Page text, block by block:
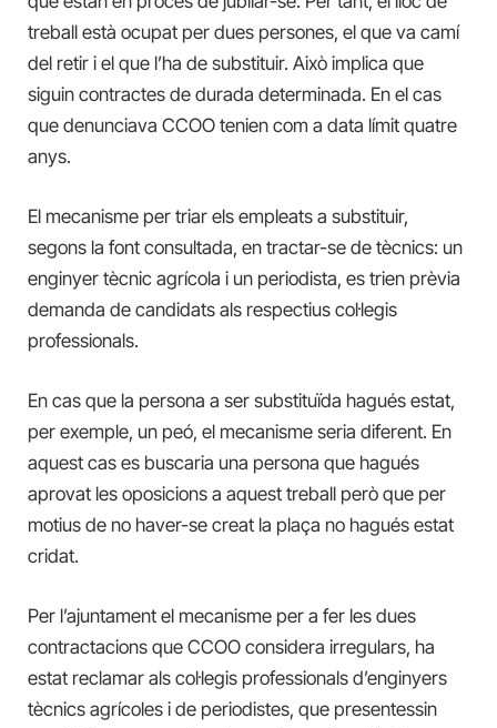
treball està ocupat per dues persones, el que va camí
del retir i el que l’ha de substituir. Això implica que
siguin contractes de durada determinada. En el cas
que denunciava CCOO tenien com a data límit quatre
anys.
El mecanisme per triar els empleats a substituir,
segons la font consultada, en tractar-se de tècnics: un
enginyer tècnic agrícola i un periodista, es trien prèvia
demanda de candidats als respectius col·legis
professionals.
En cas que la persona a ser substituïda hagués estat,
per exemple, un peó, el mecanisme seria diferent. En
aquest cas es buscaria una persona que hagués
aprovat les oposicions a aquest treball però que per
motius de no haver-se creat la plaça no hagués estat
cridat.
Per l’ajuntament el mecanisme per a fer les dues
contractacions que CCOO considera irregulars, ha
estat reclamar als col·legis professionals d’enginyers
tècnics agrícoles i de periodistes, que presentessin